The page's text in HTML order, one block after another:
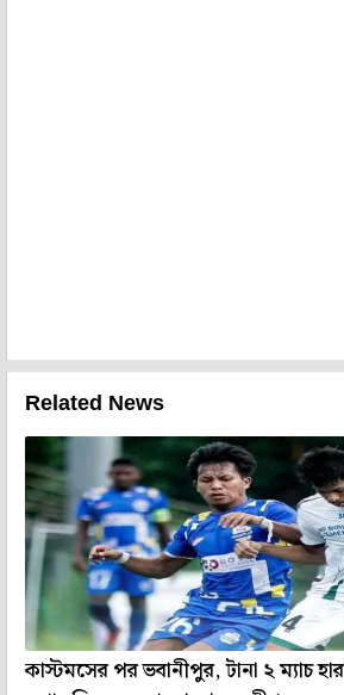
Related News
কাস্টমসের পর ভবানীপুর, টানা ২ ম্যাচ